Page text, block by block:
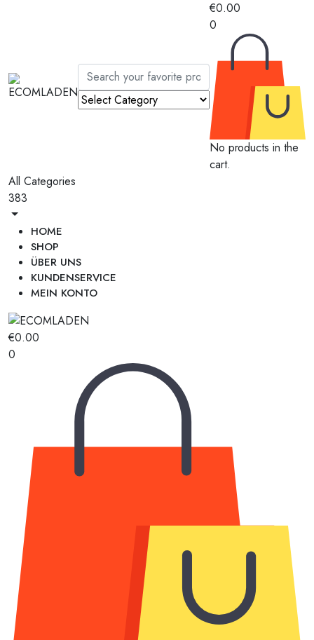
€0.00
0
No products in the
cart.
All Categories
383
HOME
SHOP
ÜBER UNS
KUNDENSERVICE
MEIN KONTO
€0.00
0